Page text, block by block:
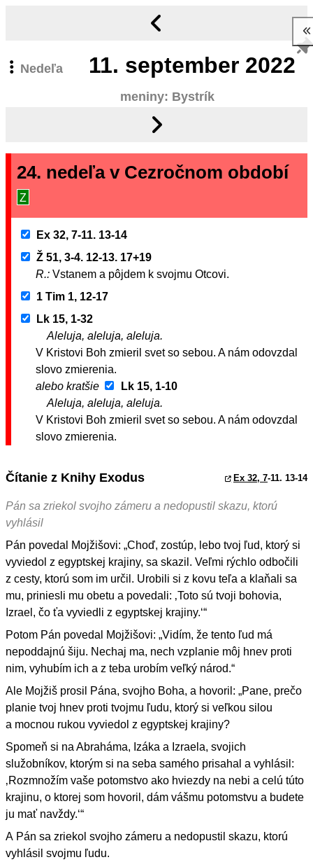
Nedeľa 11. september 2022
meniny: Bystrík
24. nedeľa v Cezročnom období
Z
Ex 32, 7-11. 13-14
Ž 51, 3-4. 12-13. 17+19
R.: Vstanem a pôjdem k svojmu Otcovi.
1 Tim 1, 12-17
Lk 15, 1-32
Aleluja, aleluja, aleluja.
V Kristovi Boh zmieril svet so sebou. A nám odovzdal
slovo zmierenia.
alebo kratšie
Lk 15, 1-10
Aleluja, aleluja, aleluja.
V Kristovi Boh zmieril svet so sebou. A nám odovzdal
slovo zmierenia.
Čítanie z Knihy Exodus Ex 32, 7-11. 13-14
Pán sa zriekol svojho zámeru a nedopustil skazu, ktorú
vyhlásil
Pán povedal Mojžišovi: „Choď, zostúp, lebo tvoj ľud, ktorý si
vyviedol z egyptskej krajiny, sa skazil. Veľmi rýchlo odbočili
z cesty, ktorú som im určil. Urobili si z kovu teľa a klaňali sa
mu, priniesli mu obetu a povedali: ‚Toto sú tvoji bohovia,
Izrael, čo ťa vyviedli z egyptskej krajiny.‘“
Potom Pán povedal Mojžišovi: „Vidím, že tento ľud má
nepoddajnú šiju. Nechaj ma, nech vzplanie môj hnev proti
nim, vyhubím ich a z teba urobím veľký národ.“
Ale Mojžiš prosil Pána, svojho Boha, a hovoril: „Pane, prečo
planie tvoj hnev proti tvojmu ľudu, ktorý si veľkou silou
a mocnou rukou vyviedol z egyptskej krajiny?
Spomeň si na Abraháma, Izáka a Izraela, svojich
služobníkov, ktorým si na seba samého prisahal a vyhlásil:
‚Rozmnožím vaše potomstvo ako hviezdy na nebi a celú túto
krajinu, o ktorej som hovoril, dám vášmu potomstvu a budete
ju mať navždy.‘“
A Pán sa zriekol svojho zámeru a nedopustil skazu, ktorú
vyhlásil svojmu ľudu.